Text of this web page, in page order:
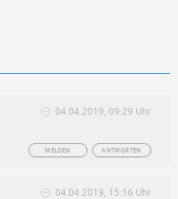
04.04.2019, 09:29 Uhr
ANTWORTEN
MELDEN
04.04.2019, 15:16 Uhr